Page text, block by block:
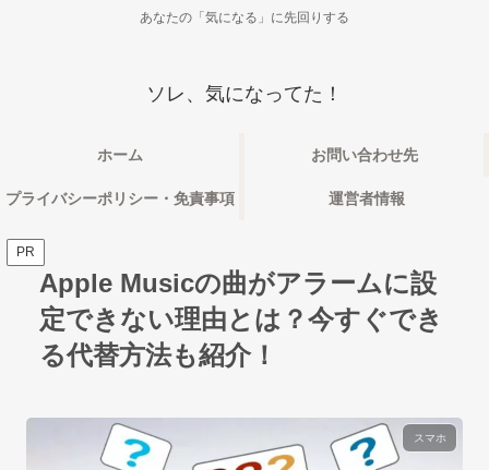
あなたの「気になる」に先回りする
ソレ、気になってた！
ホーム お問い合わせ先
プライバシーポリシー・免責事項 運営者情報
PR
Apple Musicの曲がアラームに設
定できない理由とは？今すぐでき
る代替方法も紹介！
スマホ